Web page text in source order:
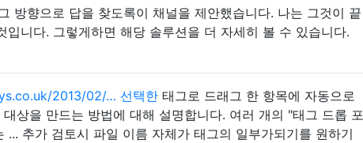
방향으로 답을 찾도록이 채널을 제안했습니다. 나는 그것이 끝
입니다. 그렇게하면 해당 솔루션을 더 자세히 볼 수 있습니다.
2013/02/… 선택한 태그로 드래그 한 항목에 자동으로
상을 만드는 방법에 대해 설명합니다. 여러 개의 "태그 드롭 포
... 추가 검토시 파일 이름 자체가 태그의 일부가되기를 원하기